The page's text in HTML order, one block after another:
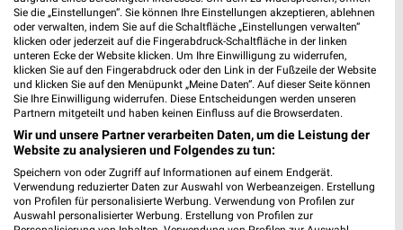
MEHR PROSPEKTE
weekli - Prospekte & Angebote App
Alle toom Baumarkt Angebote immer griffbereit – mit der
kostenlosen weekli App für iOS & Android.
✔Standortgenaue Angebote
Sie die „Einstellungen“. Sie können Ihre Einstellungen akzeptieren, ablehnen
oder verwalten, indem Sie auf die Schaltfläche „Einstellungen verwalten“
klicken oder jederzeit auf die Fingerabdruck-Schaltfläche in der linken
unteren Ecke der Website klicken. Um Ihre Einwilligung zu widerrufen,
klicken Sie auf den Fingerabdruck oder den Link in der Fußzeile der Website
und klicken Sie auf den Menüpunkt „Meine Daten“. Auf dieser Seite können
Sie Ihre Einwilligung widerrufen. Diese Entscheidungen werden unseren
Partnern mitgeteilt und haben keinen Einfluss auf die Browserdaten.
Wir und unsere Partner verarbeiten Daten, um die Leistung der
Website zu analysieren und Folgendes zu tun:
Speichern von oder Zugriff auf Informationen auf einem Endgerät.
Verwendung reduzierter Daten zur Auswahl von Werbeanzeigen. Erstellung
von Profilen für personalisierte Werbung. Verwendung von Profilen zur
Auswahl personalisierter Werbung. Erstellung von Profilen zur